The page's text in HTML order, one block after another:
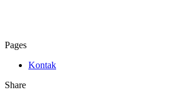
Pages
Kontak
Share